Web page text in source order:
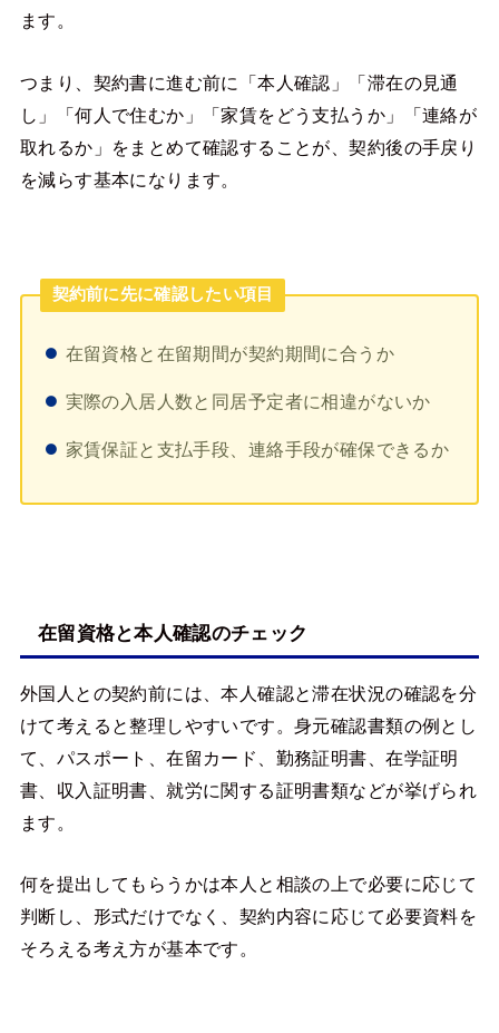
ます。
つまり、契約書に進む前に「本人確認」「滞在の見通
し」「何人で住むか」「家賃をどう支払うか」「連絡が
取れるか」をまとめて確認することが、契約後の手戻り
を減らす基本になります。
契約前に先に確認したい項目
在留資格と在留期間が契約期間に合うか
実際の入居人数と同居予定者に相違がないか
家賃保証と支払手段、連絡手段が確保できるか
在留資格と本人確認のチェック
外国人との契約前には、本人確認と滞在状況の確認を分
けて考えると整理しやすいです。身元確認書類の例とし
て、パスポート、在留カード、勤務証明書、在学証明
書、収入証明書、就労に関する証明書類などが挙げられ
ます。
何を提出してもらうかは本人と相談の上で必要に応じて
判断し、形式だけでなく、契約内容に応じて必要資料を
そろえる考え方が基本です。